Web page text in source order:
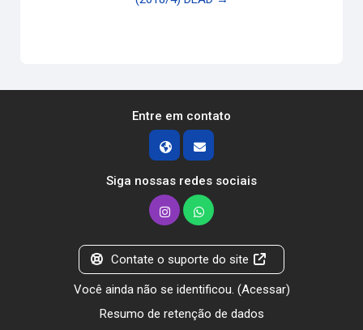
Entre em contato
Siga nossas redes sociais
Contate o suporte do site
Você ainda não se identificou. (Acessar)
Resumo de retenção de dados